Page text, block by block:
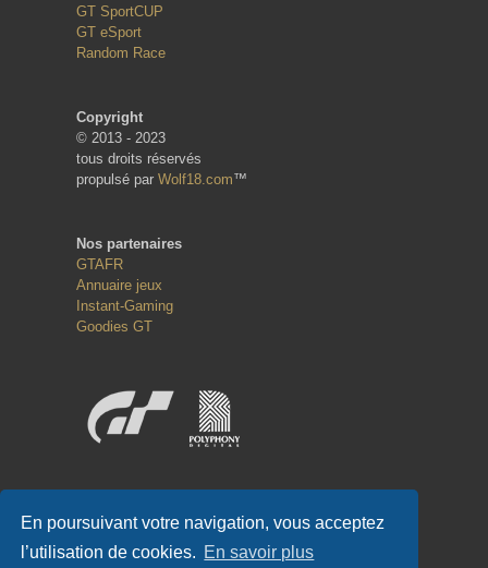
En poursuivant votre navigation, vous acceptez
l’utilisation de cookies. En savoir plus
GT SportCUP
GT eSport
Random Race
Copyright
© 2013 - 2023
tous droits réservés
propulsé par Wolf18.com™
Nos partenaires
GTAFR
Annuaire jeux
Instant-Gaming
Goodies GT